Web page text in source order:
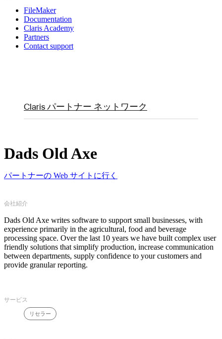
FileMaker
Documentation
Claris Academy
Partners
Contact support
Claris パートナー ネットワーク
Dads Old Axe
パートナーの Web サイトに行く
会社紹介
Dads Old Axe writes software to support small businesses, with
experience primarily in the agricultural, food and beverage
processing space. Over the last 10 years we have built complex user
friendly solutions that simplify production, increase communication
between departments, supply confidence to your customers and
provide granular reporting.
サービス
リセラー